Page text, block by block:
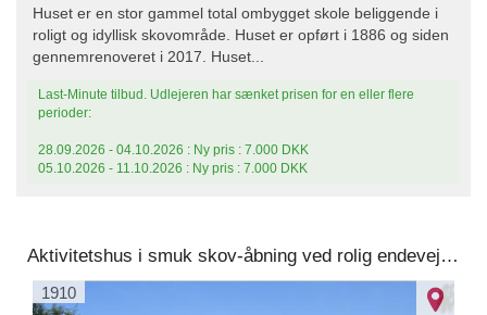
Huset er en stor gammel total ombygget skole beliggende i
roligt og idyllisk skovområde. Huset er opført i 1886 og siden
gennemrenoveret i 2017. Huset...
Last-Minute tilbud. Udlejeren har sænket prisen for en eller flere
perioder:
28.09.2026 - 04.10.2026 : Ny pris : 7.000 DKK
05.10.2026 - 11.10.2026 : Ny pris : 7.000 DKK
Aktivitetshus i smuk skov-åbning ved rolig endevej tæt ved Vesterhavet.
1910